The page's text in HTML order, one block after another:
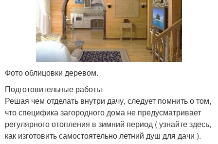
Фото облицовки деревом.
Подготовительные работы
Решая чем отделать внутри дачу, следует помнить о том,
что специфика загородного дома не предусматривает
регулярного отопления в зимний период ( узнайте здесь,
как изготовить самостоятельно летний душ для дачи ).